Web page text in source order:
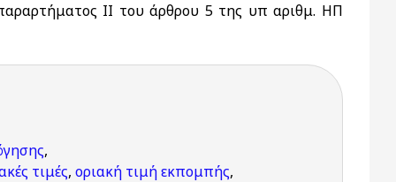
ΙΙ του άρθρου 5 της υπ αριθμ. ΗΠ
,
τιμές, οριακή τιμή εκπομπής,